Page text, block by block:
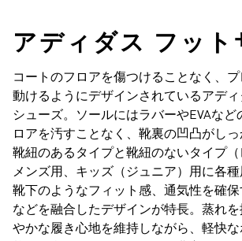
アディダス フット
コートのフロアを傷つけることなく、プ
動けるようにデザインされているアデ
シューズ。ソールにはラバーやEVAなど
ロアを汚すことなく、靴裏の凹凸がしっ
靴紐のあるタイプと靴紐のないタイプ（
メンズ用、キッズ（ジュニア）用に各種
靴下のようなフィット感、通気性を確
などを融合したデザインが特長。蒸れ
やかな履き心地を維持しながら、軽快な